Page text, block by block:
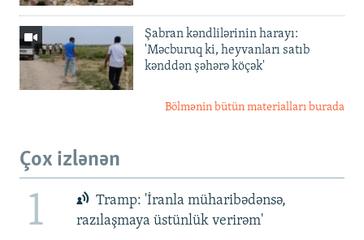
Şabran kəndlilərinin harayı:
'Məcburuq ki, heyvanları satıb
kənddən şəhərə köçək'
Bölmənin bütün materialları burada
Çox izlənən
1
Tramp: 'İranla müharibədənsə,
razılaşmaya üstünlük verirəm'